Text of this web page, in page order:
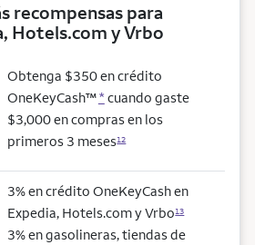
recompensas para
Hotels.com y Vrbo
Obtenga $350 en crédito
OneKeyCash™* cuando gaste
$3,000 en compras en los
primeros 3 meses12
3% en crédito OneKeyCash en
Expedia, Hotels.com y Vrbo13
3% en gasolineras, tiendas de